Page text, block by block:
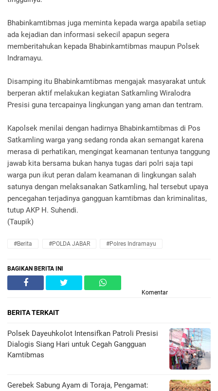
Bhabinkamtibmas juga meminta kepada warga apabila setiap
ada kejadian dan informasi sekecil apapun segera
memberitahukan kepada Bhabinkamtibmas maupun Polsek
Indramayu.
Disamping itu Bhabinkamtibmas mengajak masyarakat untuk
berperan aktif melakukan kegiatan Satkamling Wiralodra
Presisi guna tercapainya lingkungan yang aman dan tentram.
Kapolsek menilai dengan hadirnya Bhabinkamtibmas di Pos
Satkamling warga yang sedang ronda akan semangat karena
merasa di perhatikan, mengingat keamanan tentunya tanggung
jawab kita bersama bukan hanya tugas dari polri saja tapi
warga pun ikut peran dalam keamanan di lingkungan salah
satunya dengan melaksanakan Satkamling, hal tersebut upaya
pencegahan terjadinya gangguan kamtibmas dan kriminalitas,
tutup AKP H. Suhendi.
(Taupik)
#Berita #POLDA JABAR #Polres Indramayu
BAGIKAN BERITA INI
Komentar
BERITA TERKAIT
Polsek Dayeuhkolot Intensifkan Patroli Presisi
Dialogis Siang Hari untuk Cegah Gangguan
Kamtibmas
Gerebek Sabung Ayam di Toraja, Pengamat: